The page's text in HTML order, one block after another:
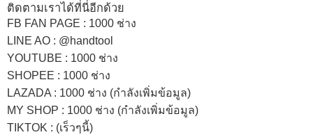
ติดตามเราได้ที่นี่อีกด้วย
FB FAN PAGE : 1000 ช่าง
LINE AO : @handtool
YOUTUBE : 1000 ช่าง
SHOPEE : 1000 ช่าง
LAZADA : 1000 ช่าง (กำลังเพิ่มข้อมูล)
MY SHOP : 1000 ช่าง (กำลังเพิ่มข้อมูล)
TIKTOK : (เร็วๆนี้)